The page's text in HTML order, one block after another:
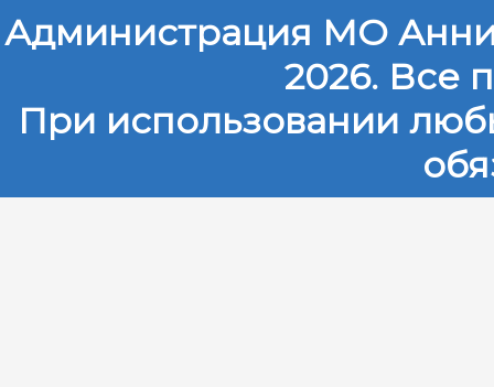
Администрация МО
2026. Все
При использовании